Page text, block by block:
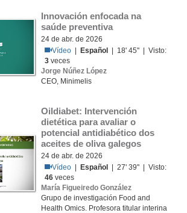
Innovación enfocada na
saúde preventiva
24 de abr. de 2026
Vídeo
Español
| 18' 45'' | Visto:
3 veces
Jorge Núñez López
CEO, Minimelis
Oildiabet: Intervención
dietética para avaliar o
potencial antidiabético dos
aceites de oliva galegos
24 de abr. de 2026
Vídeo
Español
| 27' 39'' | Visto:
46 veces
María Figueiredo González
Grupo de investigación Food and
Health Omics. Profesora titular interina